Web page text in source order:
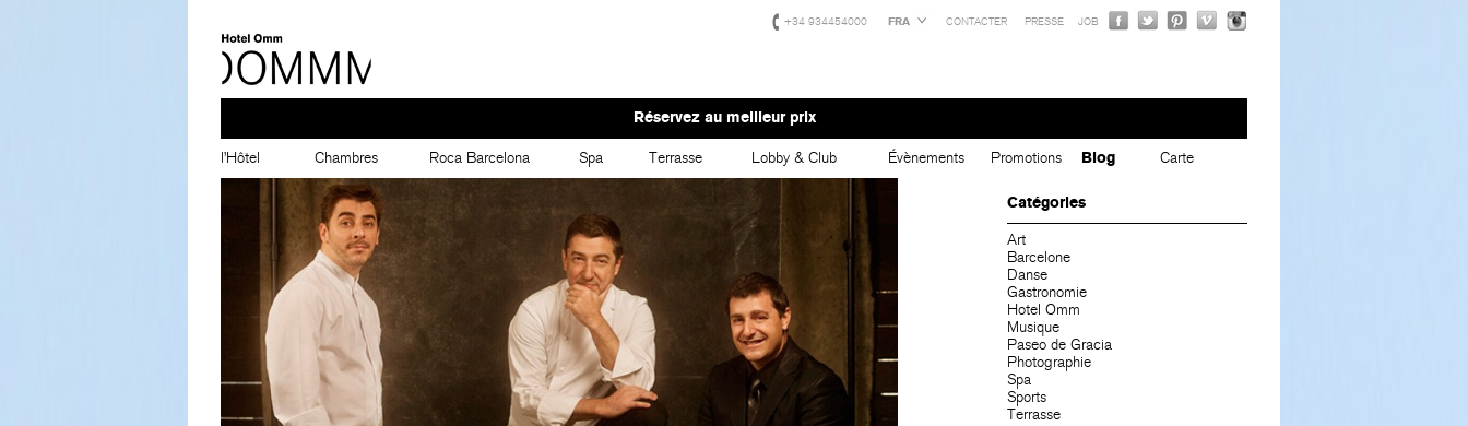
+34 934454000 FRA CONTACTER PRESSE JOB
Réservez au meilleur prix
l’Hôtel Chambres Roca Barcelona Spa Terrasse Lobby & Club Évènements Promotions Blog Carte
Catégories
Art
Barcelone
Danse
Gastronomie
Hotel Omm
Musique
Paseo de Gracia
Photographie
Spa
Sports
Terrasse